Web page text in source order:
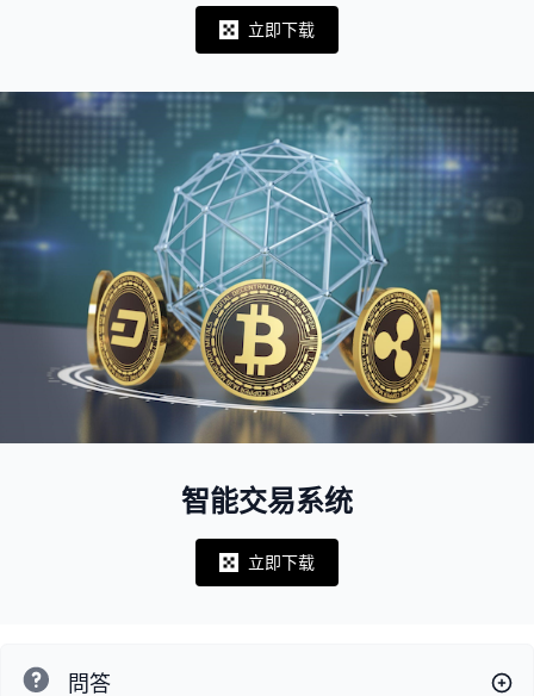
Notifications
立即下载
智能交易系统
Notifications
立即下载
問答